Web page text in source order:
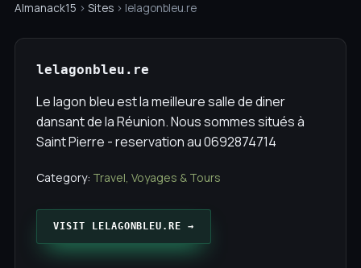
Almanack15 › Sites › lelagonbleu.re
lelagonbleu.re
Le lagon bleu est la meilleure salle de diner
dansant de la Réunion. Nous sommes situés à
Saint Pierre - reservation au 0692874714
Category: Travel, Voyages & Tours
VISIT LELAGONBLEU.RE →